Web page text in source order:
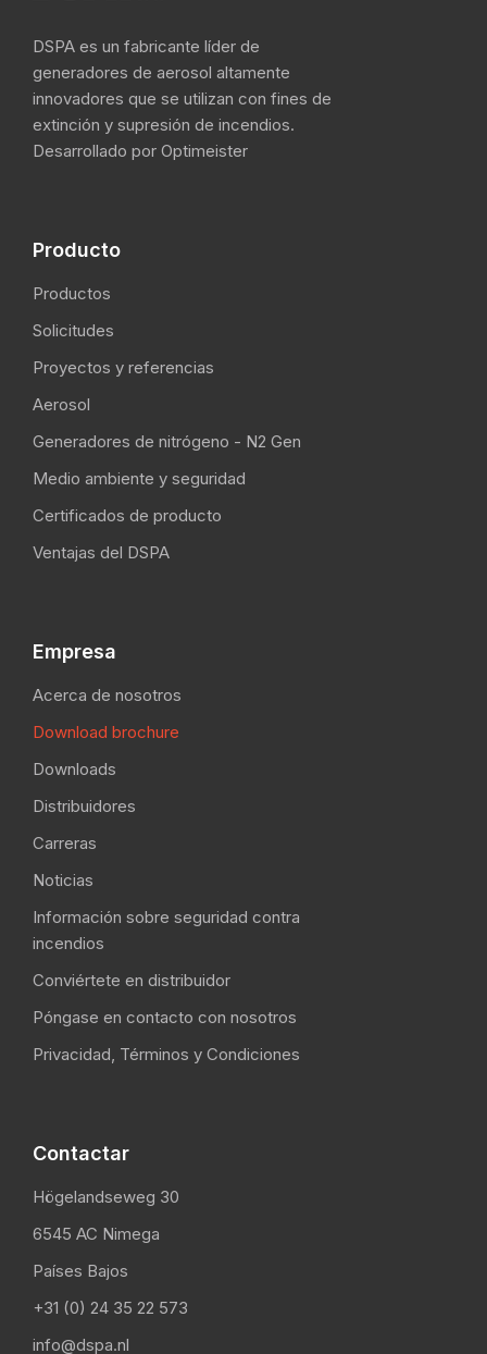
DSPA es un fabricante líder de
generadores de aerosol altamente
innovadores que se utilizan con fines de
extinción y supresión de incendios.
Desarrollado por Optimeister
Producto
Productos
Solicitudes
Proyectos y referencias
Aerosol
Generadores de nitrógeno - N2 Gen
Medio ambiente y seguridad
Certificados de producto
Ventajas del DSPA
Empresa
Acerca de nosotros
Download brochure
Downloads
Distribuidores
Carreras
Noticias
Información sobre seguridad contra
incendios
Conviértete en distribuidor
Póngase en contacto con nosotros
Privacidad, Términos y Condiciones
Contactar
Högelandseweg 30
6545 AC Nimega
Países Bajos
+31 (0) 24 35 22 573
info@dspa.nl